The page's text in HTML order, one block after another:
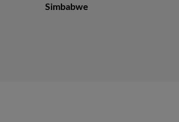
Simbabwe